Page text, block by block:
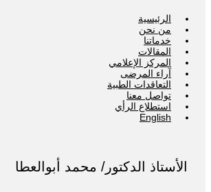
الرئيسية
من نحن
خدماتنا
المقالات
المركز الإعلامي
آراء المرضى
التعاقدات الطبية
تواصل معنا
استطلاع الرأي
English
الأستاذ الدكتور/ محمد أبوالعطا